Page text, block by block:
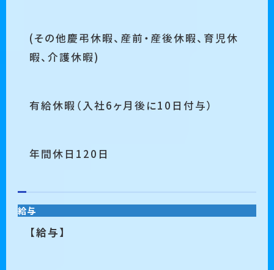
(その他慶弔休暇、産前・産後休暇、育児休
暇、介護休暇)
有給休暇（入社6ヶ月後に10日付与）
年間休日120日
給与
【給与】